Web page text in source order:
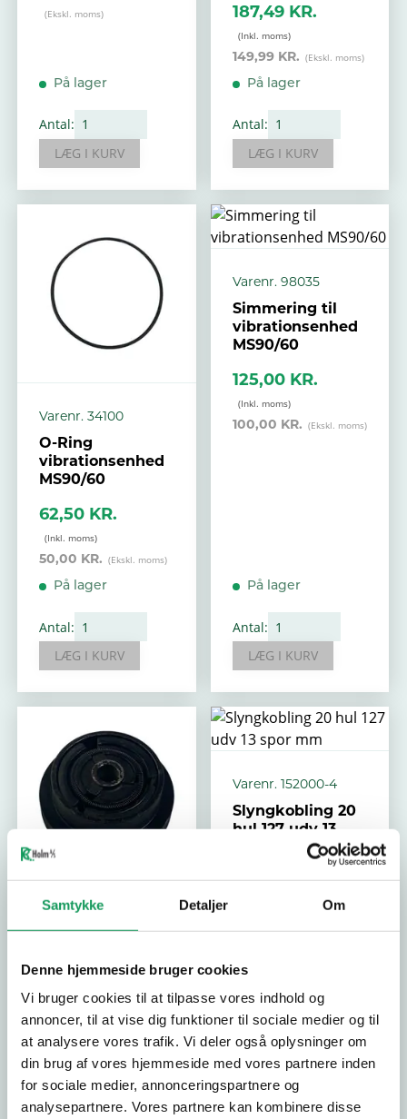
Samtykke Detaljer Om
Denne hjemmeside bruger cookies
Vi bruger cookies til at tilpasse vores indhold og
annoncer, til at vise dig funktioner til sociale medier og til
at analysere vores trafik. Vi deler også oplysninger om
din brug af vores hjemmeside med vores partnere inden
for sociale medier, annonceringspartnere og
analysepartnere. Vores partnere kan kombinere disse
På lager
Antal:
LÆG I KURV
PCR5030 Diesel
samt
Asfaltskære
PMF14
187,49 KR.
149,99 KR.
På lager
Antal:
LÆG I KURV
Varenr. 34100
O-Ring
vibrationsenhed
MS90/60
62,50 KR.
50,00 KR.
På lager
Antal:
LÆG I KURV
Varenr. 98035
Simmering til
vibrationsenhed
MS90/60
125,00 KR.
100,00 KR.
På lager
Antal:
LÆG I KURV
05 hul, 127 udv 13
spor mm
750,00 KR.
600,00 KR.
På lager
Varenr. 152000-4
Slyngkobling 20
hul 127 udv 13
750,00 KR.
Restordre